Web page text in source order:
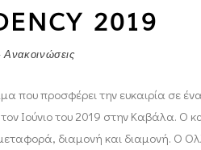
2019
που προσφέρει την ευκαιρία σε
Ιούνιο του 2019 στην Καβάλα. Ο
διαμονή και διαμονή. Ο